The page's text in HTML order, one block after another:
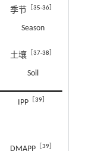
季节 ［35-36
Season
土壤 ［37-38
Soil
IPP［ 39］
DMAPP ［39